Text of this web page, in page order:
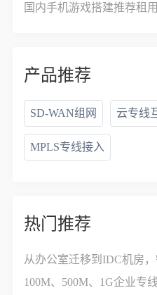
国内手机游戏搭建推荐租
产品推荐
SD-WAN组网 云专线
MPLS专线接入
热门推荐
从办公室迁移到IDC机房
100M、500M、1G企业专